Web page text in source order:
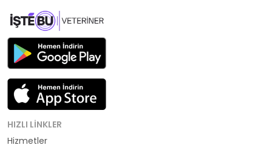
HIZLI LINKLER
Hizmetler